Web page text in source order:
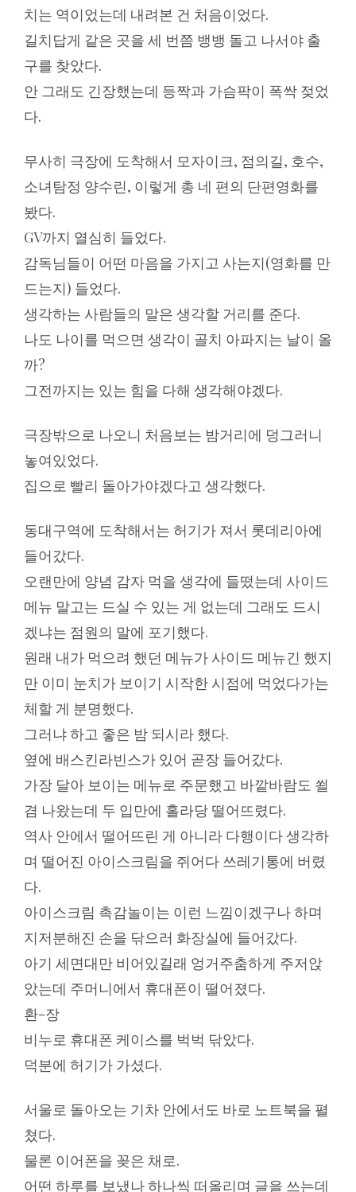
치는 역이었는데 내려본 건 처음이었다.
길치답게 같은 곳을 세 번쯤 뱅뱅 돌고 나서야 출
구를 찾았다.
안 그래도 긴장했는데 등짝과 가슴팍이 폭싹 젖었
다.
무사히 극장에 도착해서 모자이크, 점의길, 호수,
소녀탐정 양수린, 이렇게 총 네 편의 단편영화를
봤다.
GV까지 열심히 들었다.
감독님들이 어떤 마음을 가지고 사는지(영화를 만
드는지) 들었다.
생각하는 사람들의 말은 생각할 거리를 준다.
나도 나이를 먹으면 생각이 골치 아파지는 날이 올
까?
그전까지는 있는 힘을 다해 생각해야겠다.
극장밖으로 나오니 처음보는 밤거리에 덩그러니
놓여있었다.
집으로 빨리 돌아가야겠다고 생각했다.
동대구역에 도착해서는 허기가 져서 롯데리아에
들어갔다.
오랜만에 양념 감자 먹을 생각에 들떴는데 사이드
메뉴 말고는 드실 수 있는 게 없는데 그래도 드시
겠냐는 점원의 말에 포기했다.
원래 내가 먹으려 했던 메뉴가 사이드 메뉴긴 했지
만 이미 눈치가 보이기 시작한 시점에 먹었다가는
체할 게 분명했다.
그러냐 하고 좋은 밤 되시라 했다.
옆에 배스킨라빈스가 있어 곧장 들어갔다.
가장 달아 보이는 메뉴로 주문했고 바깥바람도 쐴
겸 나왔는데 두 입만에 홀라당 떨어뜨렸다.
역사 안에서 떨어뜨린 게 아니라 다행이다 생각하
며 떨어진 아이스크림을 쥐어다 쓰레기통에 버렸
다.
아이스크림 촉감놀이는 이런 느낌이겠구나 하며
지저분해진 손을 닦으러 화장실에 들어갔다.
아기 세면대만 비어있길래 엉거주춤하게 주저앉
았는데 주머니에서 휴대폰이 떨어졌다.
환-장
비누로 휴대폰 케이스를 벅벅 닦았다.
덕분에 허기가 가셨다.
서울로 돌아오는 기차 안에서도 바로 노트북을 펼
쳤다.
물론 이어폰을 꽂은 채로.
어떤 하루를 보냈나 하나씩 떠올리며 글을 쓰는데